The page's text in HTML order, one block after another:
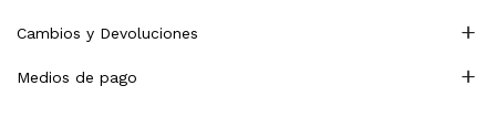
Cambios y Devoluciones
Medios de pago